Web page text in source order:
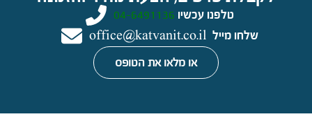
טלפנו עכשיו 04-6491136
שלחו מייל office@katvanit.co.il
או מלאו את הטופס